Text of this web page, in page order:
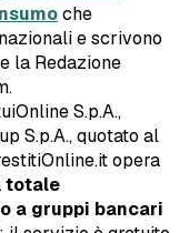
che
e scrivono
la Redazione
S.p.A.,
S.p.A., quotato al
opera
totale
a gruppi bancari